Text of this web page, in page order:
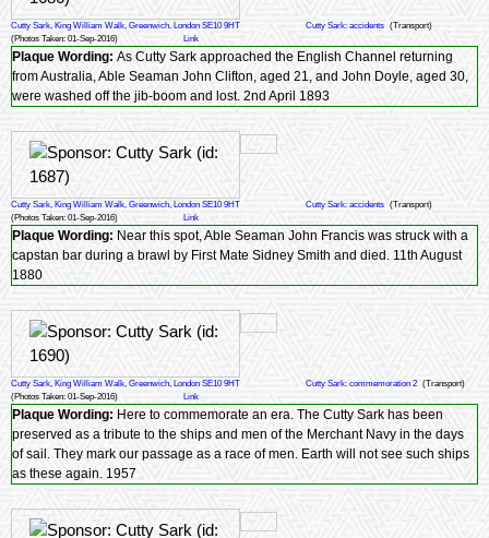
Cutty Sark, King William Walk, Greenwich, London SE10 9HT Cutty Sark: accidents (Transport)
(Photos Taken: 01-Sep-2016)
Link
Plaque Wording: As Cutty Sark approached the English Channel returning
from Australia, Able Seaman John Clifton, aged 21, and John Doyle, aged 30,
were washed off the jib-boom and lost. 2nd April 1893
Cutty Sark, King William Walk, Greenwich, London SE10 9HT Cutty Sark: accidents (Transport)
(Photos Taken: 01-Sep-2016)
Link
Plaque Wording: Near this spot, Able Seaman John Francis was struck with a
capstan bar during a brawl by First Mate Sidney Smith and died. 11th August
1880
Cutty Sark, King William Walk, Greenwich, London SE10 9HT Cutty Sark: commemoration 2 (Transport)
(Photos Taken: 01-Sep-2016)
Link
Plaque Wording: Here to commemorate an era. The Cutty Sark has been
preserved as a tribute to the ships and men of the Merchant Navy in the days
of sail. They mark our passage as a race of men. Earth will not see such ships
as these again. 1957